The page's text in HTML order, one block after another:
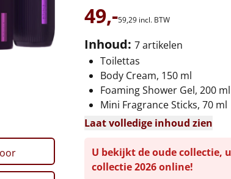
49,-59,29 incl. BTW
Inhoud: 7 artikelen
Toilettas
Body Cream, 150 ml
Foaming Shower Gel, 200 ml
Mini Fragrance Sticks, 70 ml
Laat volledige inhoud zien
U bekijkt de oude collectie,
collectie 2026 online!